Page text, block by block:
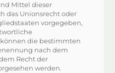
Mittel dieser
das Unionsrecht oder
vorgegeben,
die bestimmten
nach dem
Recht der
werden.